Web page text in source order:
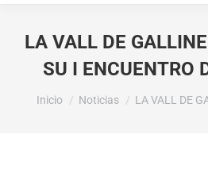
LA VALL DE
SU I ENCUENTRO
Estás aquí:
Inicio Noticias LA VALL DE